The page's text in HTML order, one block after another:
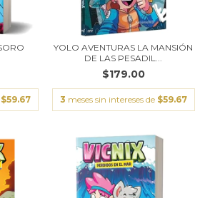
$59.67
YOLO AVENTURAS LA MANSIÓN
DE LAS PESADIL...
$179.00
3 meses sin intereses de $59.67